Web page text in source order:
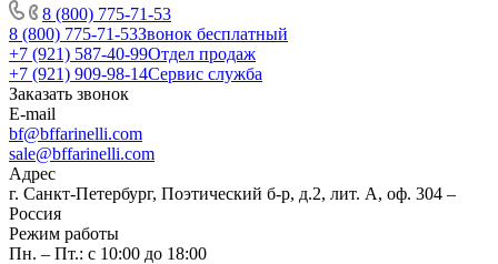
8 (800) 775-71-53
8 (800) 775-71-53Звонок бесплатный
+7 (921) 587-40-99Отдел продаж
+7 (921) 909-98-14Сервис служба
Заказать звонок
E-mail
bf@bffarinelli.com
sale@bffarinelli.com
Адрес
г. Санкт-Петербург, Поэтический б-р, д.2, лит. А, оф. 304 –
Россия
Режим работы
Пн. – Пт.: с 10:00 до 18:00